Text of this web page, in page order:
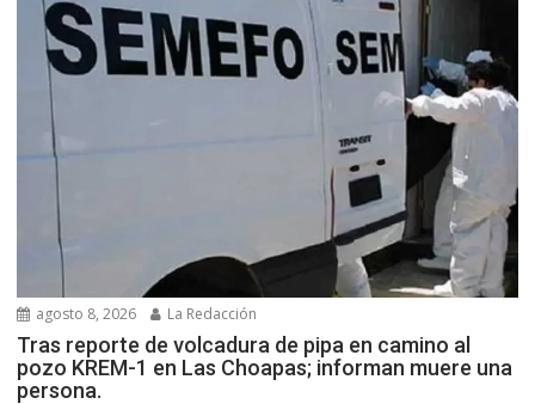
agosto 8, 2026 La Redacción
Tras reporte de volcadura de pipa en camino al
pozo KREM-1 en Las Choapas; informan muere una
persona.